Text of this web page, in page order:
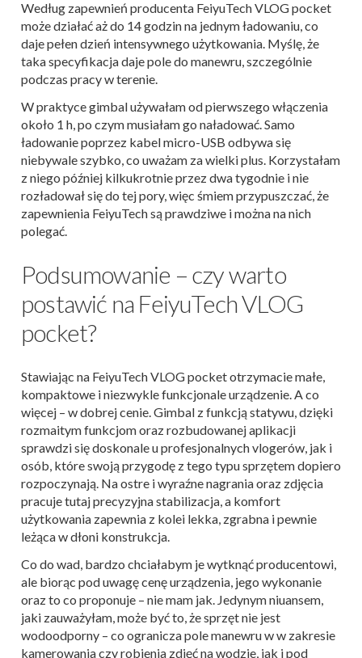
Według zapewnień producenta FeiyuTech VLOG pocket
może działać aż do 14 godzin na jednym ładowaniu, co
daje pełen dzień intensywnego użytkowania. Myślę, że
taka specyfikacja daje pole do manewru, szczególnie
podczas pracy w terenie.
W praktyce gimbal używałam od pierwszego włączenia
około 1 h, po czym musiałam go naładować. Samo
ładowanie poprzez kabel micro-USB odbywa się
niebywale szybko, co uważam za wielki plus. Korzystałam
z niego później kilkukrotnie przez dwa tygodnie i nie
rozładował się do tej pory, więc śmiem przypuszczać, że
zapewnienia FeiyuTech są prawdziwe i można na nich
polegać.
Podsumowanie – czy warto
postawić na FeiyuTech VLOG
pocket?
Stawiając na FeiyuTech VLOG pocket otrzymacie małe,
kompaktowe i niezwykle funkcjonale urządzenie. A co
więcej – w dobrej cenie. Gimbal z funkcją statywu, dzięki
rozmaitym funkcjom oraz rozbudowanej aplikacji
sprawdzi się doskonale u profesjonalnych vlogerów, jak i
osób, które swoją przygodę z tego typu sprzętem dopiero
rozpoczynają. Na ostre i wyraźne nagrania oraz zdjęcia
pracuje tutaj precyzyjna stabilizacja, a komfort
użytkowania zapewnia z kolei lekka, zgrabna i pewnie
leżąca w dłoni konstrukcja.
Co do wad, bardzo chciałabym je wytknąć producentowi,
ale biorąc pod uwagę cenę urządzenia, jego wykonanie
oraz to co proponuje – nie mam jak. Jedynym niuansem,
jaki zauważyłam, może być to, że sprzęt nie jest
wodoodporny – co ogranicza pole manewru w w zakresie
kamerowania czy robienia zdjęć na wodzie, jak i pod